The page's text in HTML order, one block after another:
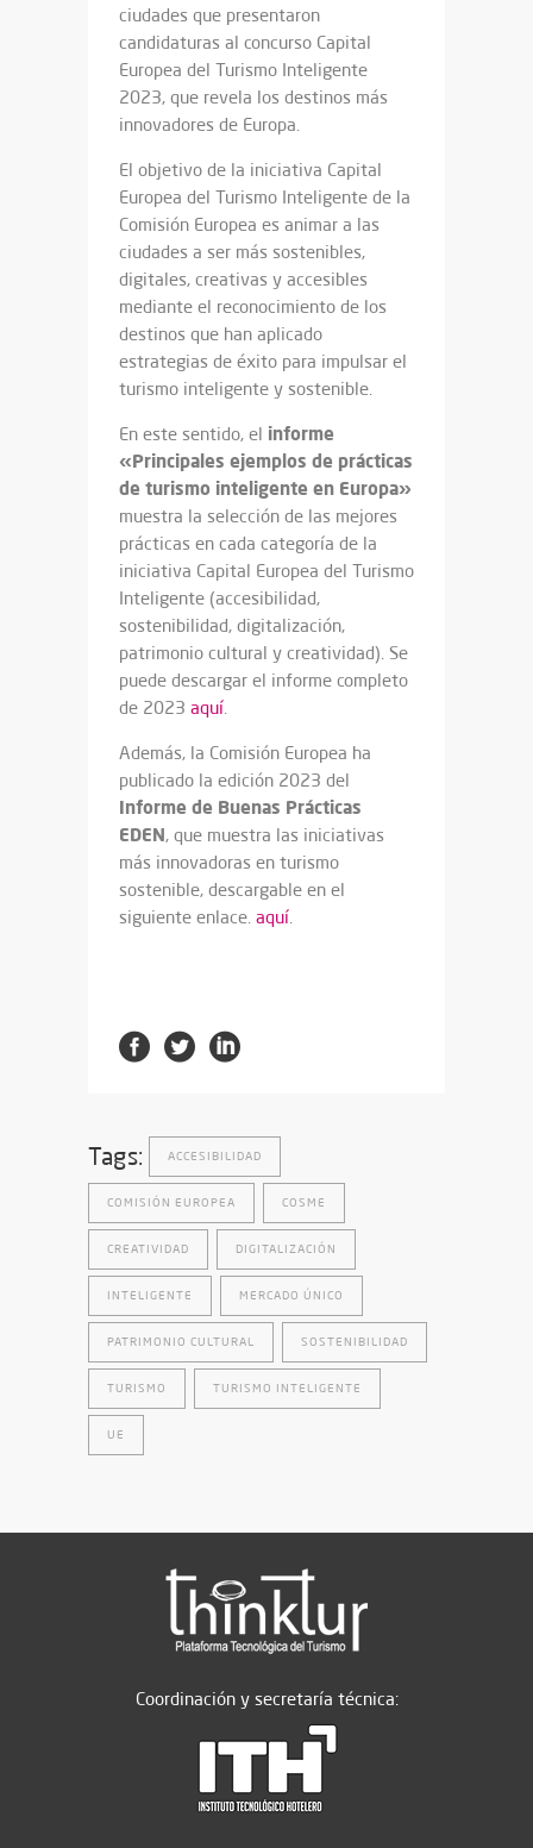
ciudades que presentaron
candidaturas al concurso Capital
Europea del Turismo Inteligente
2023, que revela los destinos más
innovadores de Europa.
El objetivo de la iniciativa Capital
Europea del Turismo Inteligente de la
Comisión Europea es animar a las
ciudades a ser más sostenibles,
digitales, creativas y accesibles
mediante el reconocimiento de los
destinos que han aplicado
estrategias de éxito para impulsar el
turismo inteligente y sostenible.
En este sentido, el informe
«Principales ejemplos de prácticas
de turismo inteligente en Europa»
muestra la selección de las mejores
prácticas en cada categoría de la
iniciativa Capital Europea del Turismo
Inteligente (accesibilidad,
sostenibilidad, digitalización,
patrimonio cultural y creatividad). Se
puede descargar el informe completo
de 2023 aquí.
Además, la Comisión Europea ha
publicado la edición 2023 del
Informe de Buenas Prácticas
EDEN, que muestra las iniciativas
más innovadoras en turismo
sostenible, descargable en el
siguiente enlace. aquí.
Tags: ACCESIBILIDAD
COMISIÓN EUROPEA COSME
CREATIVIDAD DIGITALIZACIÓN
INTELIGENTE MERCADO ÚNICO
PATRIMONIO CULTURAL SOSTENIBILIDAD
TURISMO TURISMO INTELIGENTE
UE
Coordinación y secretaría técnica: